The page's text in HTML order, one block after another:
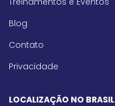
Blog
Contato
Privacidade
LOCALIZAÇÃO NO BRASIL